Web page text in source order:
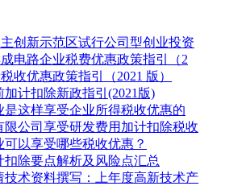
创新示范区试行公司型创业投资
电路企业税费优惠政策指引（2
收优惠政策指引（2021 版）
计扣除新政指引(2021版)
是这样享受企业所得税收优惠的
限公司享受研发费用加计扣除税收
以享受哪些税收优惠？
扣除要点解析及风险点汇总
技术资料撰写：上年度高新技术产